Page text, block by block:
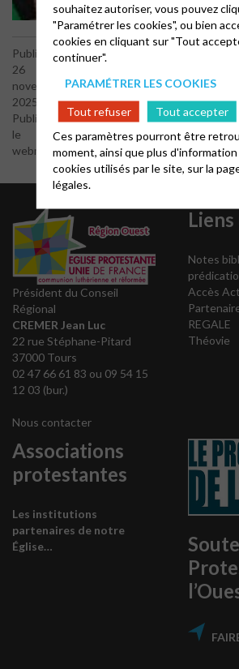
Publié le
26
novembre
2025
Publié par
le
webmaster
Pourquoi
s'intéresser à la
Président du Conseil
Régional
CREMER Jean Luc
22 rue Stéphane-Pitard
37000 Tours
02 47 66 61 83 ou 09 54 15
12 03 (bur.)
Nous contacter
Notes
Accès
REGALE
Théovie
Associations
protestantes
Les institutions
partenaires de notre
Église…
souhaitez autoriser, vous pouvez
"Paramétrer les cookies", ou bien
cookies en cliquant sur "Tout
continuer".
PARAMÉTRER LES COOKIES
Tout refuser
Tout accepter
Ces paramètres pourront être
moment, ainsi que plus d'information
cookies utilisés par le site, sur la
légales.